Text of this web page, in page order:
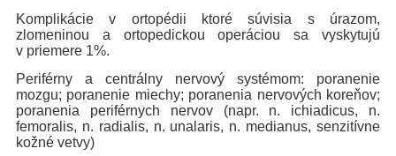
Komplikácie v ortopédii ktoré súvisia s úrazom,
zlomeninou a ortopedickou operáciou sa vyskytujú
v priemere 1%.
Periférny a centrálny nervový systémom: poranenie
mozgu; poranenie miechy; poranenia nervových koreňov;
poranenia periférnych nervov (napr. n. ichiadicus, n.
femoralis, n. radialis, n. unalaris, n. medianus, senzitívne
kožné vetvy)